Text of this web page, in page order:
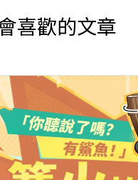
—— 「你聽說了嗎？有鯊
- 1年前